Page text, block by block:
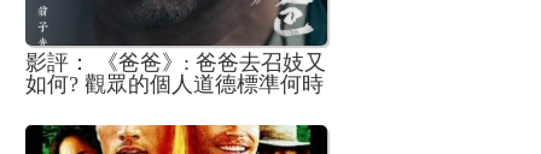
影評： 《爸爸》: 爸爸去召妓又
如何? 觀眾的個人道德標準何時